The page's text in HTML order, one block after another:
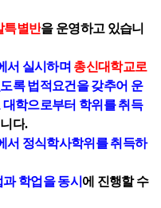
특별반을 운영하고 있습니
서 실시하며 총신대학교로
록 법적요건을 갖추어 운
학으로부터 학위를 취득
다.
서 정식학사학위를 취득하
학업을 동시 에 진행할 수